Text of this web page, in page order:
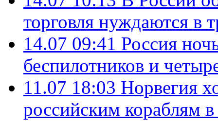
торговля нуждаются в
14.07 09:41 Россия
беспилотников и
11.07 18:03 Норвегия
российским кораблям